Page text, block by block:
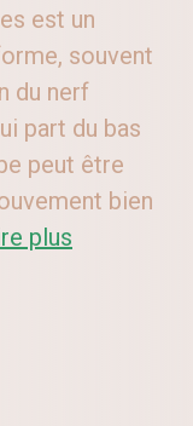
est un
souvent
du nerf
part du bas
peut être
bien
plus